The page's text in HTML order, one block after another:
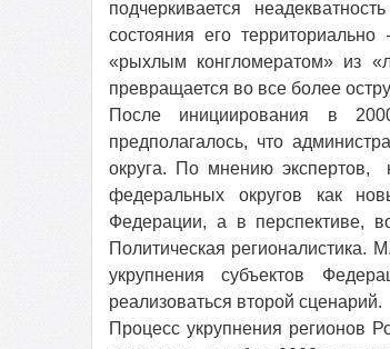
подчеркивается
состояния его
«рыхлым конгломератом» из
превращается во все более
После инициирования в
предполагалось, что
округа. По мнению экспертов,
федеральных округов как
Федерации, а в перспективе,
Политическая регионалистика.
укрупнения субъектов
реализоваться второй сценарий.
Процесс укрупнения регионов